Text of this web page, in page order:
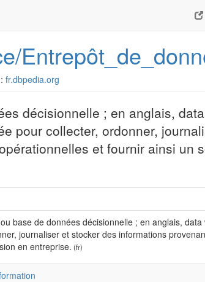
fr.dbpedia.org
décisionnelle ; en anglais, data
pour collecter, ordonner,
et fournir ainsi un
base de données décisionnelle ; en anglais,
journaliser et stocker des informations
en entreprise. (fr)